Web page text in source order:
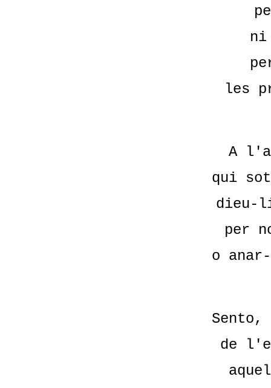
ni
les
A
qui
dieu-
per
o
de